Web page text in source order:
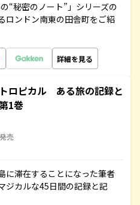
“秘密のノート”」シリーズの
ロンドン南東の田舎町をご紹
詳細を見る
ロピカル ある旅の記録と
1巻
売
に滞在することになった筆者
ジカルな45日間の記録と記